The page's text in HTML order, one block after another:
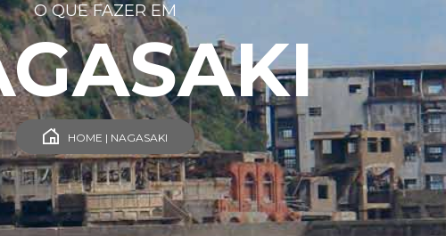
O QUE FAZER EM
HOME | NAGASAKI